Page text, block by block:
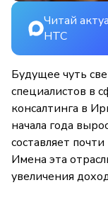
Читай
НТС
Будущее чуть
специалистов в
консалтинга в
начала года
составляет
Имена эта
увеличения